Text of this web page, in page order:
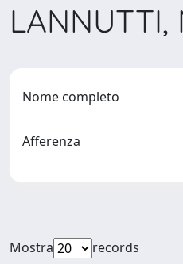
LANNUTTI,
Nome completo
Afferenza
Mostra
records